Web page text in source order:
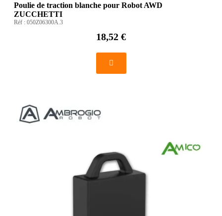
Poulie de traction blanche pour Robot AWD
ZUCCHETTI
Réf : 050Z06300A.3
18,52 €